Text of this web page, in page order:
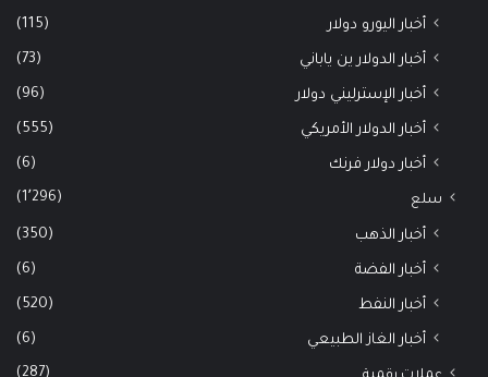
أخبار اليورو دولار (115)
أخبار الدولار ين ياباني (73)
أخبار الإسترليني دولار (96)
أخبار الدولار الأمريكي (555)
أخبار دولار فرنك (6)
سلع (1٬296)
أخبار الذهب (350)
أخبار الفضة (6)
أخبار النفط (520)
أخبار الغاز الطبيعي (6)
(287)